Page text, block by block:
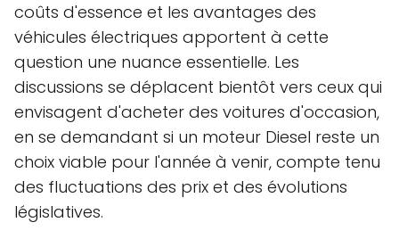
coûts d'essence et les avantages des
véhicules électriques apportent à cette
question une nuance essentielle. Les
discussions se déplacent bientôt vers ceux qui
envisagent d'acheter des voitures d'occasion,
en se demandant si un moteur Diesel reste un
choix viable pour l'année à venir, compte tenu
des fluctuations des prix et des évolutions
législatives.